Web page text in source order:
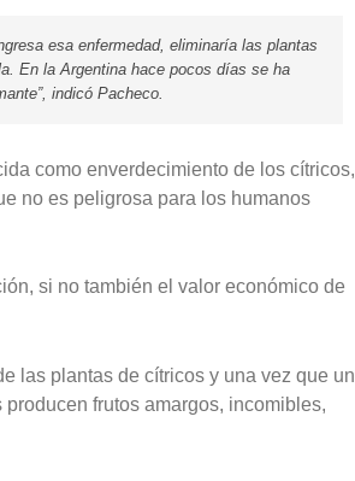
esa enfermedad, eliminaría las plantas
En la Argentina hace pocos días se ha
indicó Pacheco.
como enverdecimiento de los cítricos,
no es peligrosa para los humanos
si no también el valor económico de
las plantas de cítricos y una vez que un
frutos amargos, incomibles,